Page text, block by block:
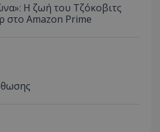
Η ζωή του Τζόκοβιτς
στο Amazon Prime